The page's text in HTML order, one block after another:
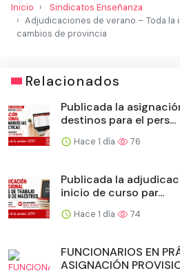
Inicio
Sindicatos Enseñanza
Adjudicaciones de verano – Toda la
cambios de provincia
Relacionados
Publicada la
destinos para el pers...
Hace 1 día 76
Publicada la
inicio de curso par...
Hace 1 día 74
FUNCIONARIOS EN
ASIGNACIÓN